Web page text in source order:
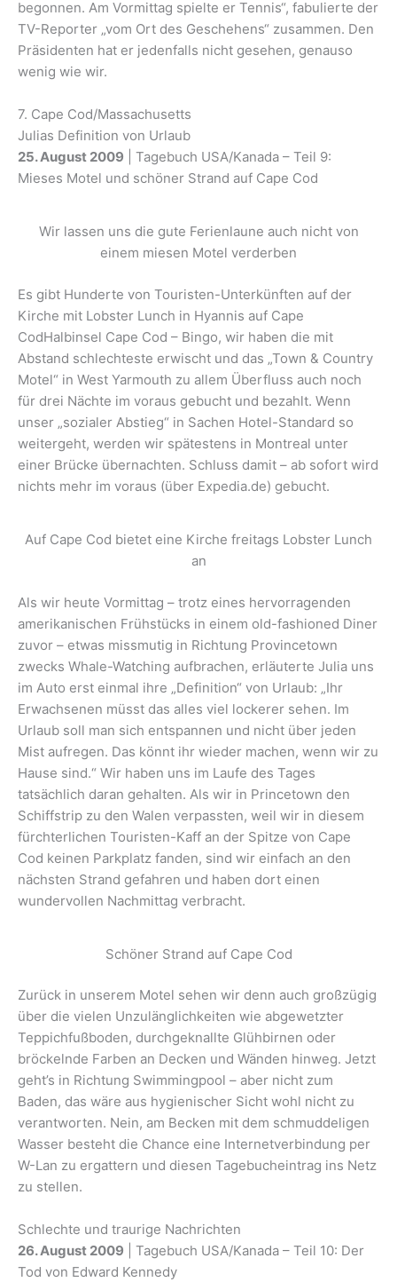
begonnen. Am Vormittag spielte er Tennis“, fabulierte der
TV-Reporter „vom Ort des Geschehens“ zusammen. Den
Präsidenten hat er jedenfalls nicht gesehen, genauso
wenig wie wir.
7. Cape Cod/Massachusetts
Julias Definition von Urlaub
25. August 2009 | Tagebuch USA/Kanada – Teil 9:
Mieses Motel und schöner Strand auf Cape Cod
Wir lassen uns die gute Ferienlaune auch nicht von
einem miesen Motel verderben
Es gibt Hunderte von Touristen-Unterkünften auf der
Kirche mit Lobster Lunch in Hyannis auf Cape
CodHalbinsel Cape Cod – Bingo, wir haben die mit
Abstand schlechteste erwischt und das „Town & Country
Motel“ in West Yarmouth zu allem Überfluss auch noch
für drei Nächte im voraus gebucht und bezahlt. Wenn
unser „sozialer Abstieg“ in Sachen Hotel-Standard so
weitergeht, werden wir spätestens in Montreal unter
einer Brücke übernachten. Schluss damit – ab sofort wird
nichts mehr im voraus (über Expedia.de) gebucht.
Auf Cape Cod bietet eine Kirche freitags Lobster Lunch
an
Als wir heute Vormittag – trotz eines hervorragenden
amerikanischen Frühstücks in einem old-fashioned Diner
zuvor – etwas missmutig in Richtung Provincetown
zwecks Whale-Watching aufbrachen, erläuterte Julia uns
im Auto erst einmal ihre „Definition“ von Urlaub: „Ihr
Erwachsenen müsst das alles viel lockerer sehen. Im
Urlaub soll man sich entspannen und nicht über jeden
Mist aufregen. Das könnt ihr wieder machen, wenn wir zu
Hause sind.“ Wir haben uns im Laufe des Tages
tatsächlich daran gehalten. Als wir in Princetown den
Schiffstrip zu den Walen verpassten, weil wir in diesem
fürchterlichen Touristen-Kaff an der Spitze von Cape
Cod keinen Parkplatz fanden, sind wir einfach an den
nächsten Strand gefahren und haben dort einen
wundervollen Nachmittag verbracht.
Schöner Strand auf Cape Cod
Zurück in unserem Motel sehen wir denn auch großzügig
über die vielen Unzulänglichkeiten wie abgewetzter
Teppichfußboden, durchgeknallte Glühbirnen oder
bröckelnde Farben an Decken und Wänden hinweg. Jetzt
geht’s in Richtung Swimmingpool – aber nicht zum
Baden, das wäre aus hygienischer Sicht wohl nicht zu
verantworten. Nein, am Becken mit dem schmuddeligen
Wasser besteht die Chance eine Internetverbindung per
W-Lan zu ergattern und diesen Tagebucheintrag ins Netz
zu stellen.
Schlechte und traurige Nachrichten
26. August 2009 | Tagebuch USA/Kanada – Teil 10: Der
Tod von Edward Kennedy